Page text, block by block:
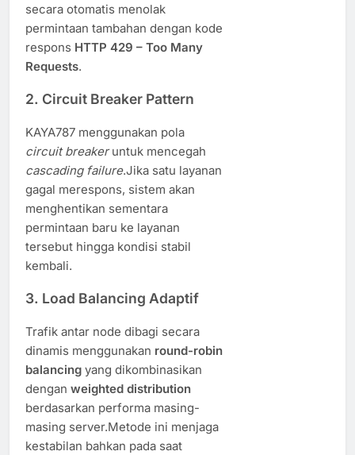
secara otomatis menolak
permintaan tambahan dengan kode
respons HTTP 429 – Too Many
Requests.
2. Circuit Breaker Pattern
KAYA787 menggunakan pola
circuit breakeruntuk mencegah
cascading failure.Jika satu layanan
gagal merespons, sistem akan
menghentikan sementara
permintaan baru ke layanan
tersebut hingga kondisi stabil
kembali.
3. Load Balancing Adaptif
Trafik antar node dibagi secara
dinamis menggunakan round-robin
balancing yang dikombinasikan
dengan weighted distribution
berdasarkan performa masing-
masing server.Metode ini menjaga
kestabilan bahkan pada saat